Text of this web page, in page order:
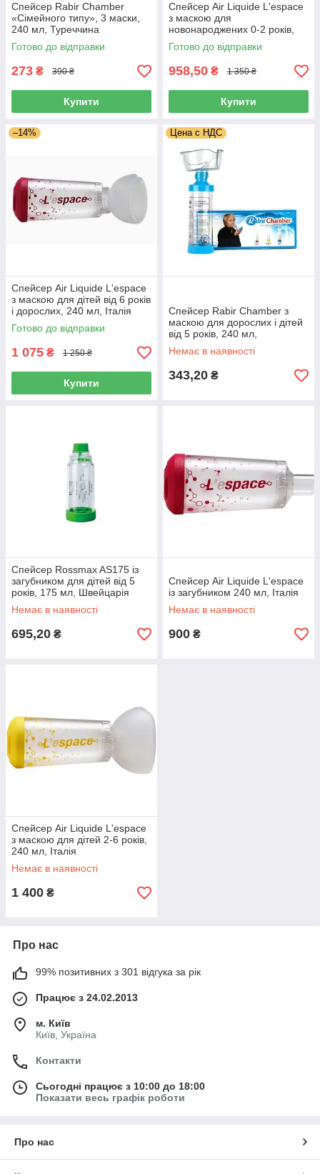
Спейсер Rabir Chamber
«Сімейного типу», 3 маски,
240 мл, Туреччина
Готово до відправки
273 ₴ 390 ₴
Купити
Спейсер Аir Liquide L'espace
з маскою для
новонароджених 0-2 років,
240 мл, Італія
Готово до відправки
958,50 ₴ 1 350 ₴
Купити
–14%
Спейсер Аir Liquide L'espace
з маскою для дітей від 6 років
і дорослих, 240 мл, Італія
Готово до відправки
1 075 ₴ 1 250 ₴
Купити
Цена с НДС
Спейсер Rabir Chamber з
маскою для дорослих і дітей
від 5 років, 240 мл,
Туреччина
Немає в наявності
343,20 ₴
Спейсер Rossmax AS175 із
загубником для дітей від 5
років, 175 мл, Швейцарія
Немає в наявності
695,20 ₴
Спейсер Аir Liquide L'espace
із загубником 240 мл, Італія
Немає в наявності
900 ₴
Спейсер Аir Liquide L'espace
з маскою для дітей 2-6 років,
240 мл, Італія
Немає в наявності
1 400 ₴
Про нас
99% позитивних з 301 відгука за рік
Працює з 24.02.2013
м. Київ
Київ, Україна
Контакти
Сьогодні працює з 10:00 до 18:00
Показати весь графік роботи
Про нас